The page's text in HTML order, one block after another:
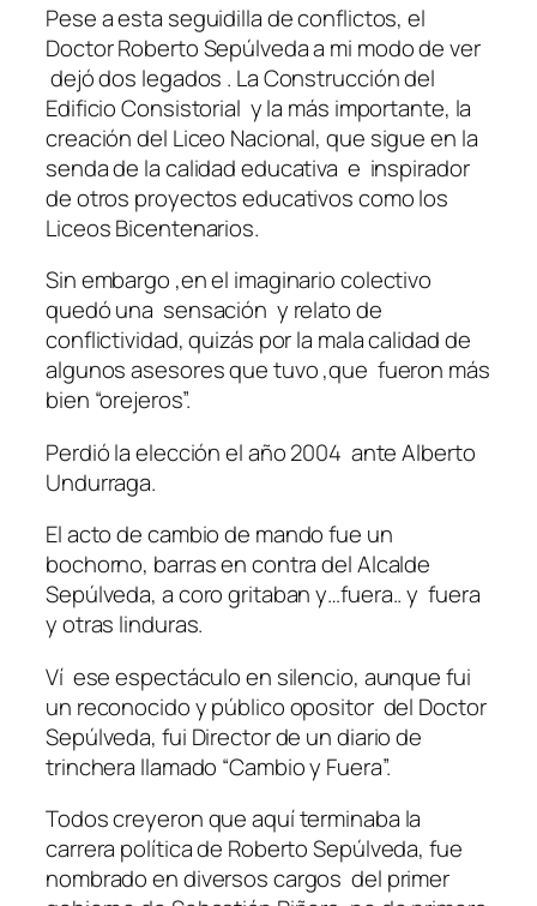
Pese a esta seguidilla de conflictos, el
Doctor Roberto Sepúlveda a mi modo de ver
dejó dos legados . La Construcción del
Edificio Consistorial y la más importante, la
creación del Liceo Nacional, que sigue en la
senda de la calidad educativa e inspirador
de otros proyectos educativos como los
Liceos Bicentenarios.
Sin embargo ,en el imaginario colectivo
quedó una sensación y relato de
conflictividad, quizás por la mala calidad de
algunos asesores que tuvo ,que fueron más
bien “orejeros”.
Perdió la elección el año 2004 ante Alberto
Undurraga.
El acto de cambio de mando fue un
bochorno, barras en contra del Alcalde
Sepúlveda, a coro gritaban y…fuera.. y fuera
y otras linduras.
Ví ese espectáculo en silencio, aunque fui
un reconocido y público opositor del Doctor
Sepúlveda, fui Director de un diario de
trinchera llamado “Cambio y Fuera”.
Todos creyeron que aquí terminaba la
carrera política de Roberto Sepúlveda, fue
nombrado en diversos cargos del primer